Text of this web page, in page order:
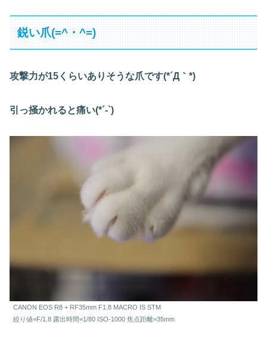
鋭い爪(=^・^=)
攻撃力が15くらいありそうな爪です(*´Д｀*)
引っ掻かれると痛い(*´-`)
CANON EOS R8 + RF35mm F1.8 MACRO IS STM
絞り値=F/1.8 露出時間=1/80 ISO-1000 焦点距離=35mm